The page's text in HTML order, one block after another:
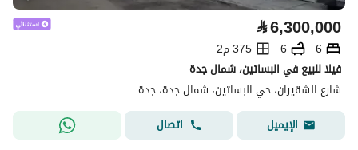
⃁6,300,000
6
6
375 م2
فيلا للبيع في البساتين، شمال جدة
شارع الشقيران، حي البساتين، شمال جدة، جدة
الإيميل
اتصال